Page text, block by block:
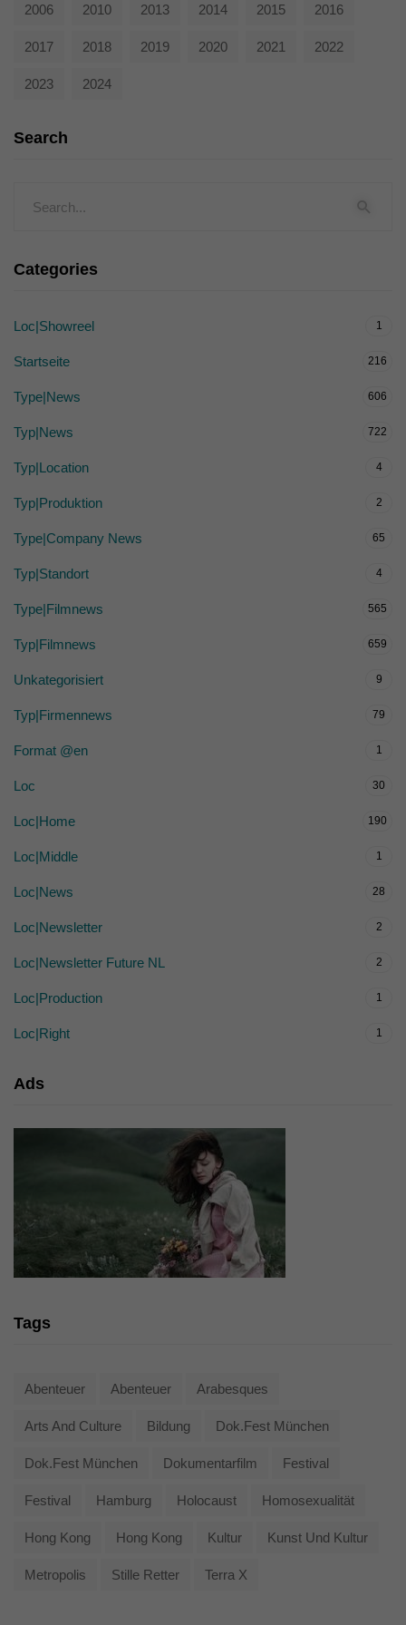
2006 2010 2013 2014 2015 2016
2017 2018 2019 2020 2021 2022
2023 2024
Search
Categories
Loc|Showreel 1
Startseite 216
Type|News 606
Typ|News 722
Typ|Location 4
Typ|Produktion 2
Type|Company News 65
Typ|Standort 4
Type|Filmnews 565
Typ|Filmnews 659
Unkategorisiert 9
Typ|Firmennews 79
Format @en 1
Loc 30
Loc|Home 190
Loc|Middle 1
Loc|News 28
Loc|Newsletter 2
Loc|Newsletter Future NL 2
Loc|Production 1
Loc|Right 1
Ads
Tags
Abenteuer Abenteuer Arabesques
Arts And Culture Bildung Dok.fest München
Dok.fest München Dokumentarfilm Festival
Festival Hamburg Holocaust Homosexualität
Hong Kong Hong Kong Kultur Kunst Und Kultur
Metropolis Stille Retter Terra X